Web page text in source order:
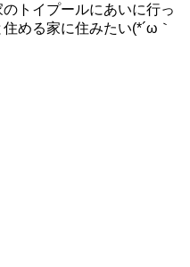
トイプールにあいに行っ
める家に住みたい(*´ω｀